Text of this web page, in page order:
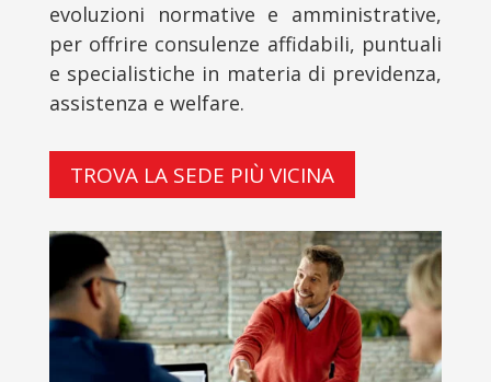
evoluzioni normative e amministrative,
per offrire consulenze affidabili, puntuali
e specialistiche in materia di previdenza,
assistenza e welfare.
TROVA LA SEDE PIÙ VICINA